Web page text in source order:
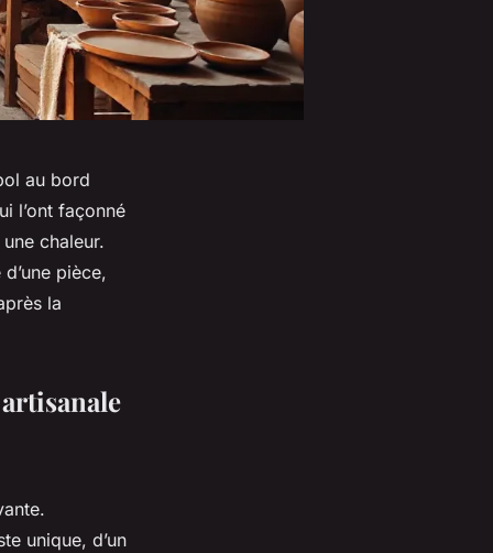
au bord
l’ont façonné
chaleur.
pièce,
la
unique, d’un